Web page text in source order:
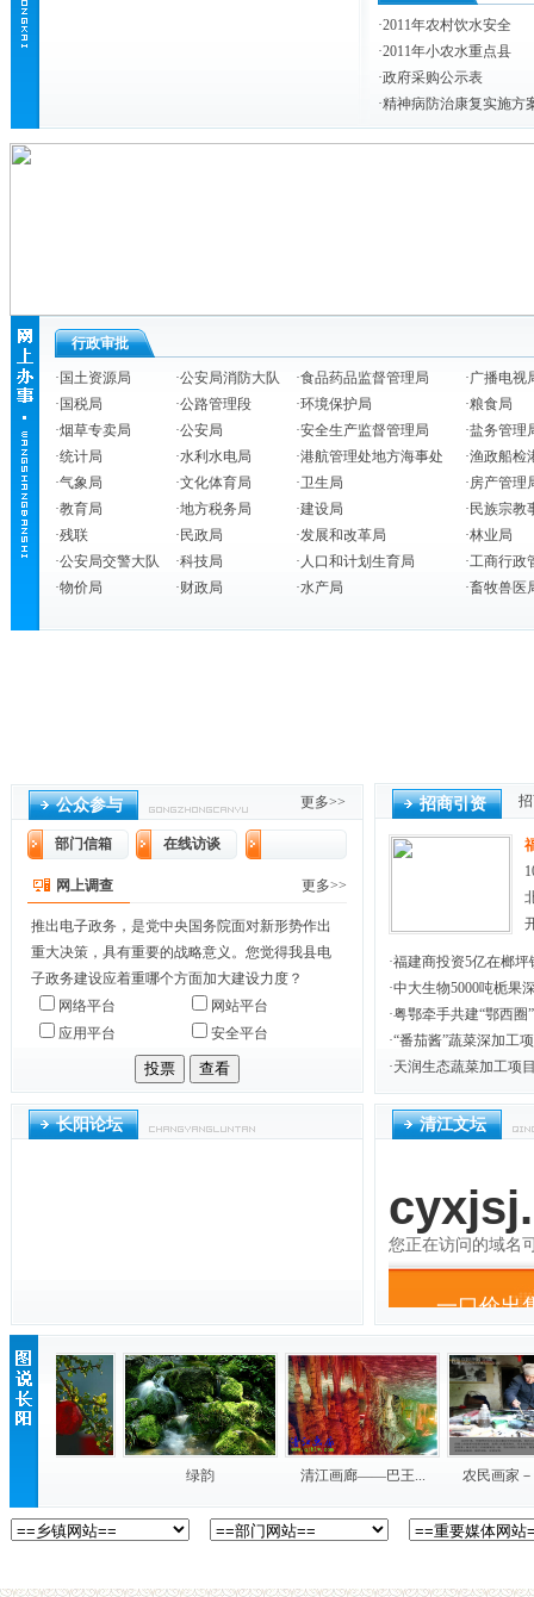
·2011年农村饮水安全
·2011年小农水重点县
·政府采购公示表
·精神病防治康复实施方
行政审批
· 国土资源局 ·公安局消防大队 ·食品药品监督管理局 ·广播电视
· 国税局 ·公路管理段 ·环境保护局 ·粮食局
·烟草专卖局 ·公安局 ·安全生产监督管理局 ·盐务管理
·统计局 ·水利水电局 ·港航管理处地方海事处 ·渔政船检
·气象局 ·文化体育局 ·卫生局 ·房产管理
·教育局 ·地方税务局 ·建设局 · 民族宗教
·残联 · 民政局 ·发展和改革局 ·林业局
·公安局交警大队 ·科技局 · 人口和计划生育局 ·工商行政
·物价局 ·财政局 ·水产局 ·畜牧兽医
公众参与 更多>>
部门信箱 在线访谈
网上调查 更多>>
推出电子政务，是党中央国务院面对新形势作出
重大决策，具有重要的战略意义。您觉得我县电
子政务建设应着重哪个方面加大建设力度？
网络平台
网站平台
应用平台
安全平台
招商引资
·福建商投资5亿在榔
·中大生物5000吨栀果
·粤鄂牵手共建“鄂西圈
·“番茄酱”蔬菜深加工
·天润生态蔬菜加工项
长阳论坛 清江文坛
绿韵 清江画廊——巴王... 农民画家－－